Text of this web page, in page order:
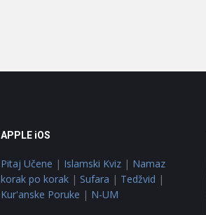
APPLE iOS
Pitaj Učene | Islamski Kviz | Namaz
korak po korak | Sufara | Tedžvid |
Kur'anske Poruke | N-UM